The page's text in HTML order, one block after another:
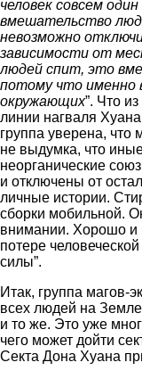
человек совсем
вмешательство
невозможно
зависимости от
людей спит, это
потому что именно
окружающих”. Что
линии нагваля
группа уверена, что
не выдумка, что
неорганические
и отключены от
личные истории.
сборки мобильной.
внимании. Хорошо и
потере
силы”.
Итак, группа магов-
всех людей на
и то же. Это уже
чего может дойти
Секта Дона Хуана